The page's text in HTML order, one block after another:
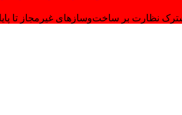
بر ساخت‌وسازهای غیرمجاز تا